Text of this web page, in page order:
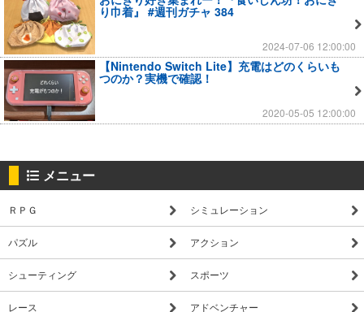
り巾着』 #週刊ガチャ 384
2024-07-06 12:00:00
【Nintendo Switch Lite】充電はどのくらいも
つのか？実機で確認！
2020-05-05 12:00:00
メニュー
ＲＰＧ シミュレーション
パズル アクション
シューティング スポーツ
レース アドベンチャー